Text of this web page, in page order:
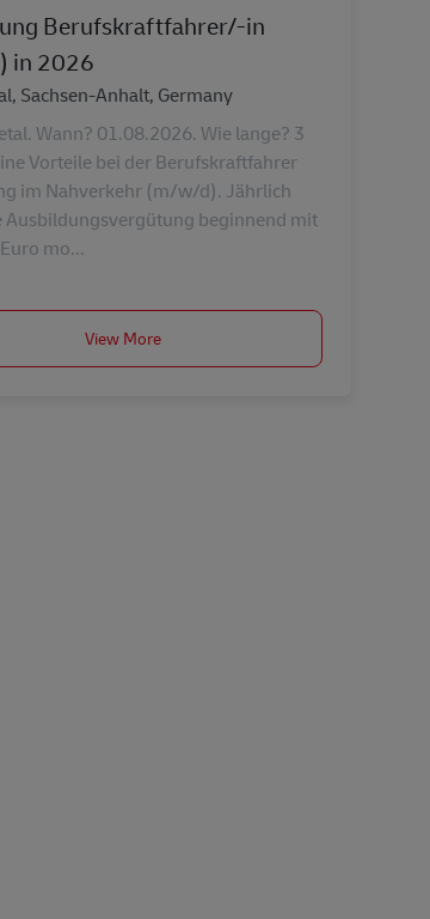
Berufskraftfahrer/-in
in 2026
Sachsen-Anhalt, Germany
Wann? 01.08.2026. Wie lange? 3
Vorteile bei der Berufskraftfahrer
im Nahverkehr (m/w/d). Jährlich
Ausbildungsvergütung beginnend mit
mo...
View More